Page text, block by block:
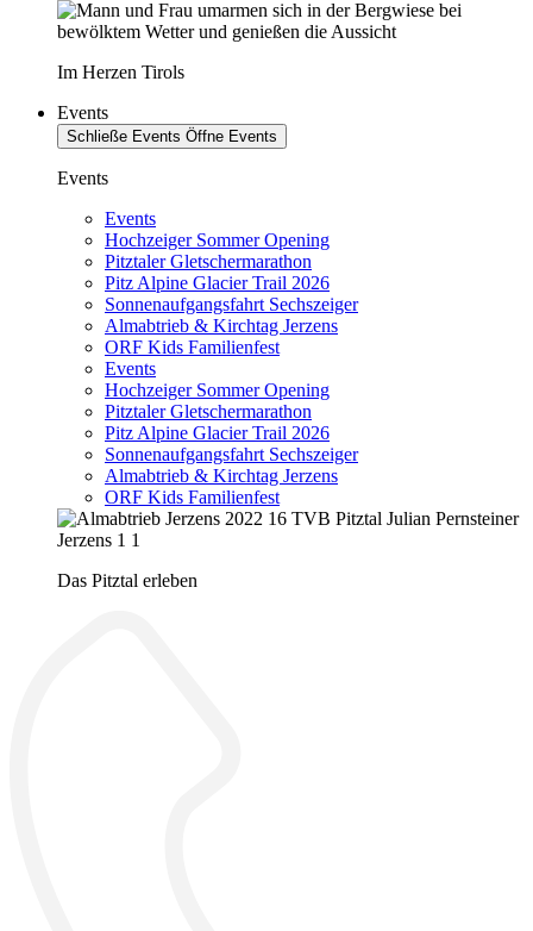
Im Herzen Tirols
Events
Schließe Events Öffne Events
Events
Events
Hochzeiger Sommer Opening
Pitztaler Gletschermarathon
Pitz Alpine Glacier Trail 2026
Sonnenaufgangsfahrt Sechszeiger
Almabtrieb & Kirchtag Jerzens
ORF Kids Familienfest
Events
Hochzeiger Sommer Opening
Pitztaler Gletschermarathon
Pitz Alpine Glacier Trail 2026
Sonnenaufgangsfahrt Sechszeiger
Almabtrieb & Kirchtag Jerzens
ORF Kids Familienfest
Das Pitztal erleben